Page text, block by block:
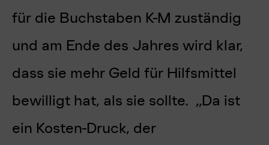
für die Buchstaben K-M zuständig
und am Ende des Jahres wird klar,
dass sie mehr Geld für Hilfsmittel
bewilligt hat, als sie sollte. „Da ist
ein Kosten-Druck, der